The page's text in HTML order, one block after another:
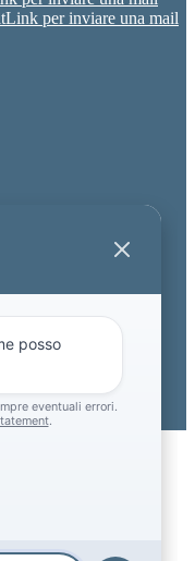
Link per inviare una mail
by Gruppo Spaggiari
Social Media